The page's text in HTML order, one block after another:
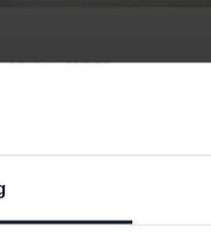
Volvo XC60
Startpreis